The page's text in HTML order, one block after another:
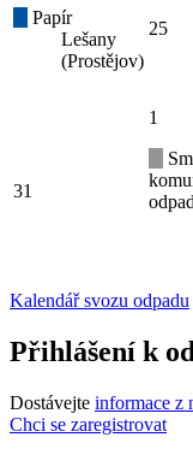
Papír
Lešany
(Prostějov)
25
31
1
odpad
Kalendář svozu odpadu
Přihlášení k
Dostávejte informace z
Chci se zaregistrovat